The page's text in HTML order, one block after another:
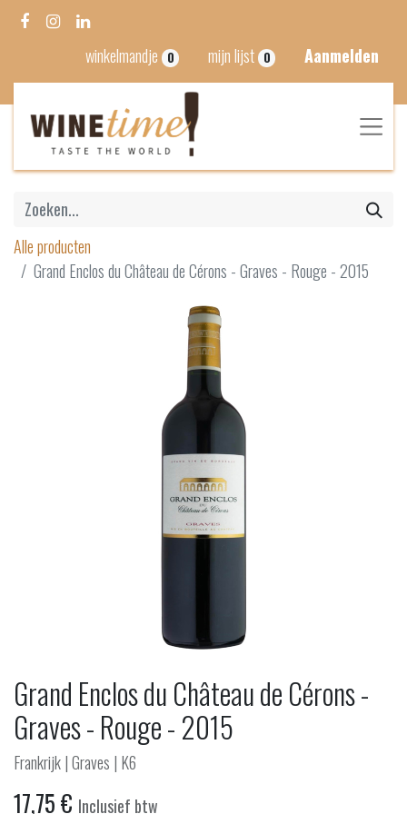
winkelmandje 0 mijn lijst 0 Aanmelden
Alle producten
Grand Enclos du Château de Cérons - Graves - Rouge - 2015
Grand Enclos du Château de Cérons -
Graves - Rouge - 2015
Frankrijk | Graves | K6
17,75€ Inclusief btw